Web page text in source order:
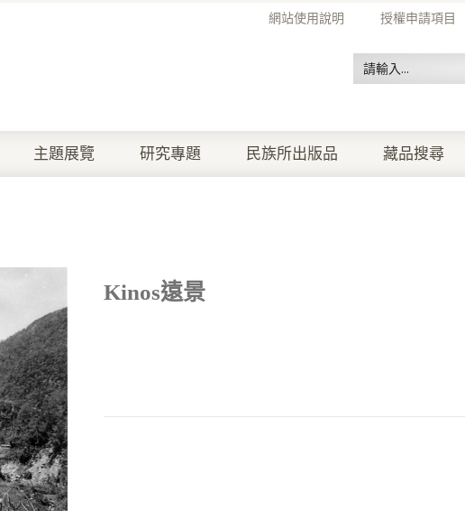
網站使用說明 授權申請項目
主題展覽 研究專題 民族所出版品 藏品搜尋
Kinos遠景